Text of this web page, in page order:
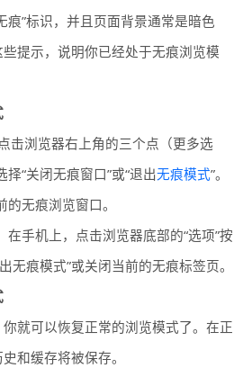
痕”标识，并且页面背景通常是暗色
提示，说明你已经处于无痕浏览模
击浏览器右上角的三个点（更多选
择“关闭无痕窗口”或“退出无痕模式”。
无痕浏览窗口。
在手机上，点击浏览器底部的“选项”按
无痕模式”或关闭当前的无痕标签页。
就可以恢复正常的浏览模式了。在正
和缓存将被保存。